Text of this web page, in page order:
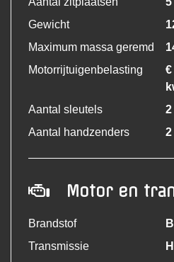
Gewicht
Maximum massa geremd
Motorrijtuigenbelasting
€
Aantal sleutels
2
Aantal handzenders
2
Motor en
Brandstof
Transmissie